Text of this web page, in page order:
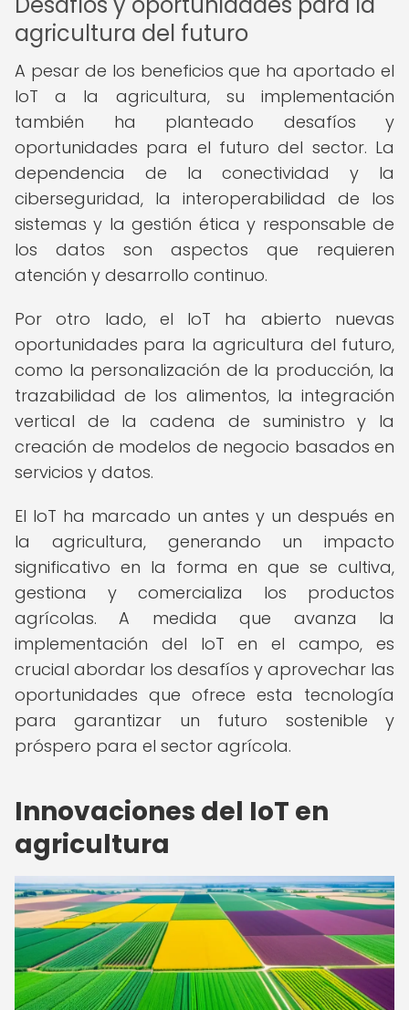
agricultura del futuro
A pesar de los beneficios que ha aportado el
IoT a la agricultura, su implementación
también ha planteado desafíos y
oportunidades para el futuro del sector. La
dependencia de la conectividad y la
ciberseguridad, la interoperabilidad de los
sistemas y la gestión ética y responsable de
los datos son aspectos que requieren
atención y desarrollo continuo.
Por otro lado, el IoT ha abierto nuevas
oportunidades para la agricultura del futuro,
como la personalización de la producción, la
trazabilidad de los alimentos, la integración
vertical de la cadena de suministro y la
creación de modelos de negocio basados en
servicios y datos.
El IoT ha marcado un antes y un después en
la agricultura, generando un impacto
significativo en la forma en que se cultiva,
gestiona y comercializa los productos
agrícolas. A medida que avanza la
implementación del IoT en el campo, es
crucial abordar los desafíos y aprovechar las
oportunidades que ofrece esta tecnología
para garantizar un futuro sostenible y
próspero para el sector agrícola.
Innovaciones del IoT en
agricultura